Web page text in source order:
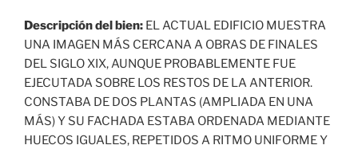
Descripción del bien: EL ACTUAL EDIFICIO MUESTRA
UNA IMAGEN MÁS CERCANA A OBRAS DE FINALES
DEL SIGLO XIX, AUNQUE PROBABLEMENTE FUE
EJECUTADA SOBRE LOS RESTOS DE LA ANTERIOR.
CONSTABA DE DOS PLANTAS (AMPLIADA EN UNA
MÁS) Y SU FACHADA ESTABA ORDENADA MEDIANTE
HUECOS IGUALES, REPETIDOS A RITMO UNIFORME Y